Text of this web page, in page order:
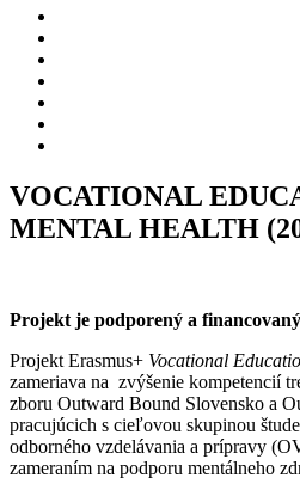
VOCATIONAL
MENTAL HEALTH
Projekt je podporený a
Projekt Erasmus+ Vocational
zameriava na zvýšenie kompetencií
zboru Outward Bound Slovensko a
pracujúcich s cieľovou skupinou
odborného vzdelávania a prípravy
zameraním na podporu mentálneho